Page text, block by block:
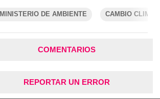
MINISTERIO DE AMBIENTE CAMBIO
COMENTARIOS
REPORTAR UN ERROR